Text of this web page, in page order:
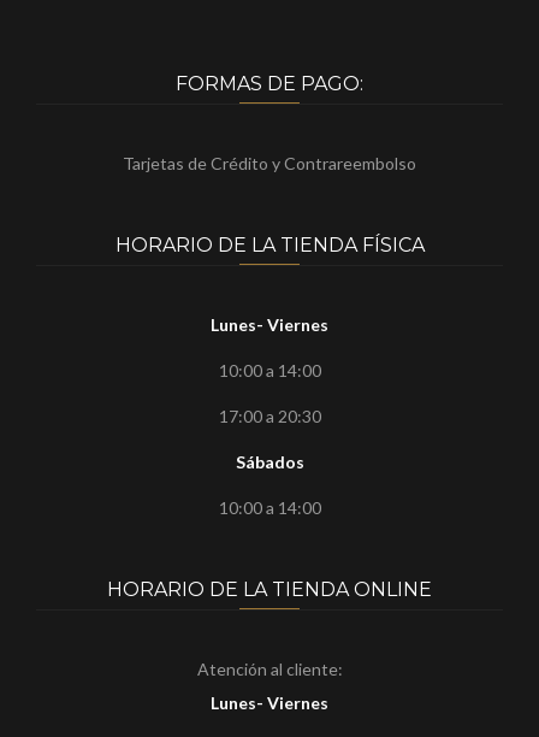
FORMAS DE PAGO:
Tarjetas de Crédito y Contrareembolso
HORARIO DE LA TIENDA FÍSICA
Lunes- Viernes
10:00 a 14:00
17:00 a 20:30
Sábados
10:00 a 14:00
HORARIO DE LA TIENDA ONLINE
Atención al cliente:
Lunes- Viernes